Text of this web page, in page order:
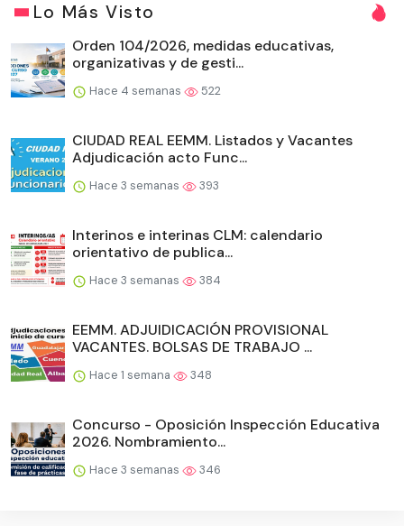
Lo Más Visto
Orden 104/2026, medidas educativas,
organizativas y de gesti...
Hace 4 semanas 522
CIUDAD REAL EEMM. Listados y Vacantes
Adjudicación acto Func...
Hace 3 semanas 393
Interinos e interinas CLM: calendario
orientativo de publica...
Hace 3 semanas 384
EEMM. ADJUIDICACIÓN PROVISIONAL
VACANTES. BOLSAS DE TRABAJO ...
Hace 1 semana 348
Concurso - Oposición Inspección Educativa
2026. Nombramiento...
Hace 3 semanas 346